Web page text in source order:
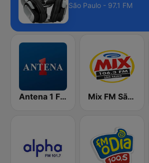
São Paulo - 97.1 FM
Antena 1 FM Mix FM São Paulo